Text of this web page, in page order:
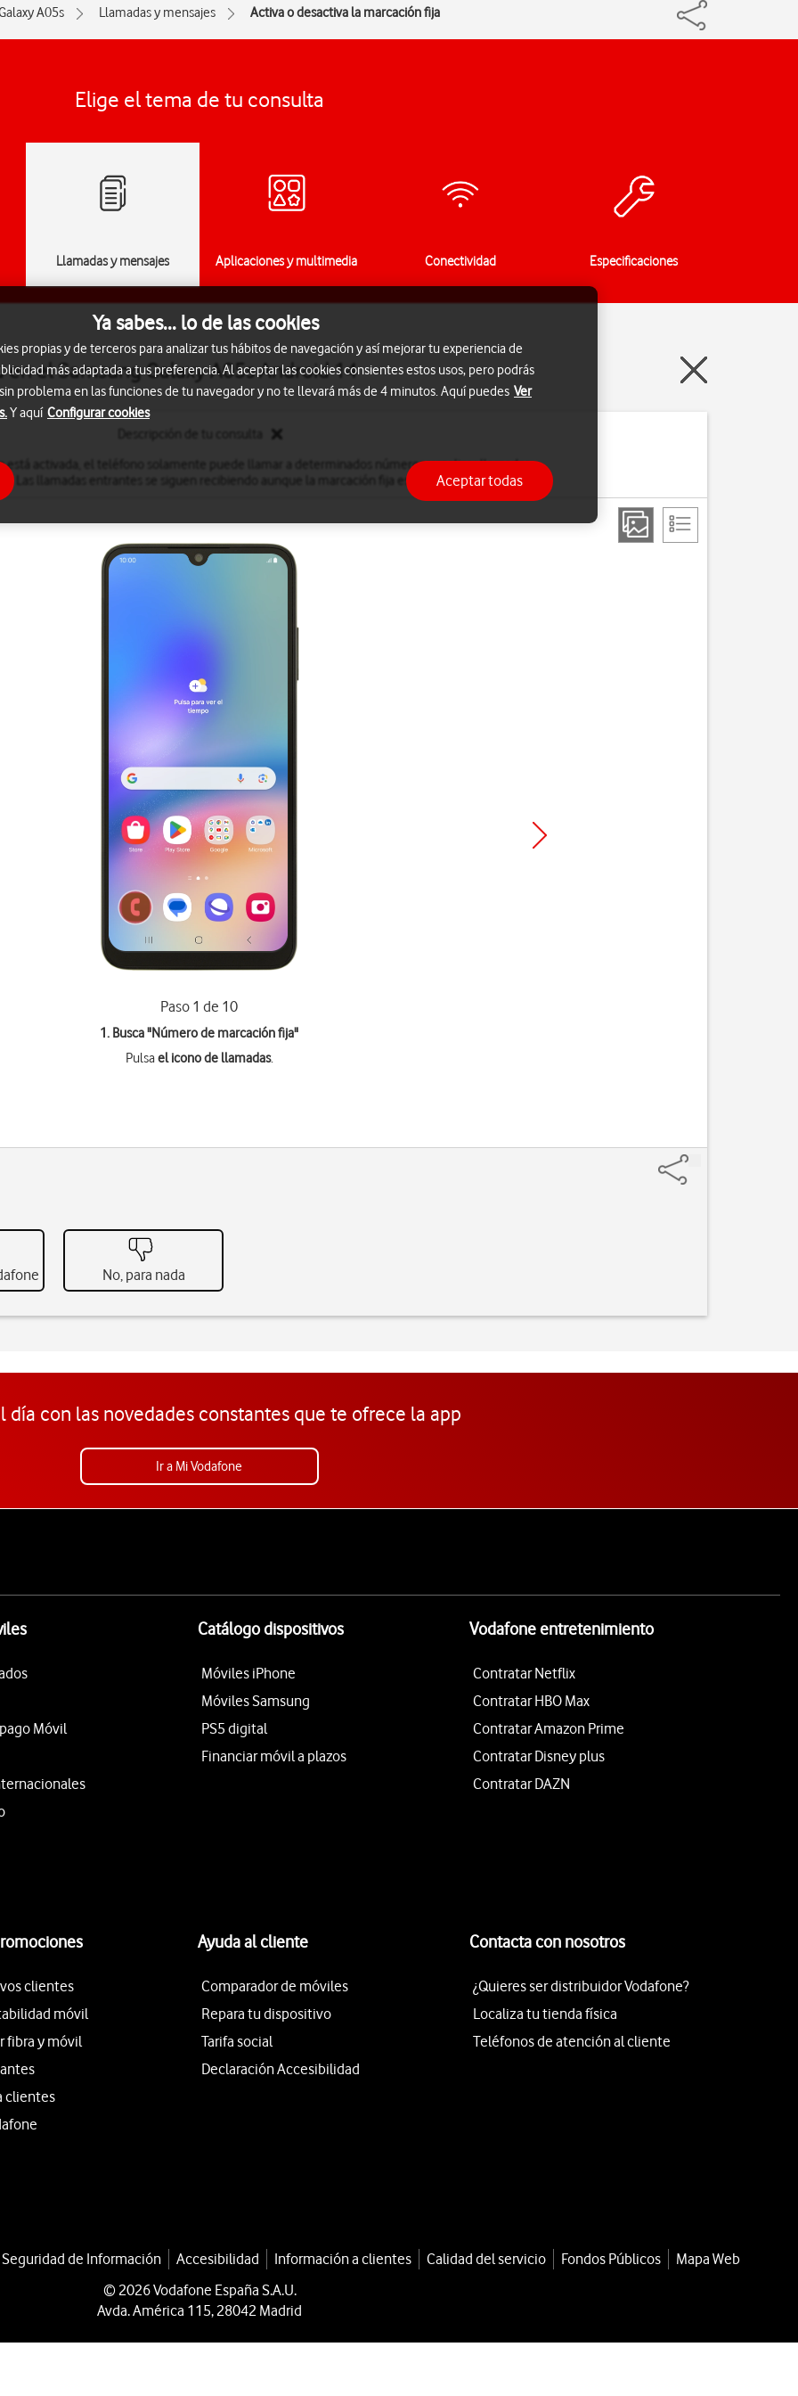
A05s Llamadas y mensajes Activa o desactiva la marcación fija
Elige el tema de tu consulta
Llamadas y mensajes Aplicaciones y multimedia Conectividad Especificaciones
el Samsung Galaxy A05s Android 14
está activada, el teléfono solamente puede llamar a determinados números y realizar llamadas
Las llamadas entrantes se siguen recibiendo aunque la marcación fija esté activada.
Paso 1 de 10
1. Busca "Número de marcación fija"
Pulsael icono de llamadas.
No, para nada
día con las novedades constantes que te ofrece la app
Ir a Mi Vodafone
Móvil
Catálogo dispositivos
Móviles iPhone
Móviles Samsung
PS5 digital
Financiar móvil a plazos
Vodafone entretenimiento
Contratar Netflix
Contratar HBO Max
Contratar Amazon Prime
Contratar Disney plus
Contratar DAZN
clientes
móvil
fibra y móvil
clientes
Ayuda al cliente
Comparador de móviles
Repara tu dispositivo
Tarifa social
Declaración Accesibilidad
Contacta con nosotros
¿Quieres ser distribuidor Vodafone?
Localiza tu tienda física
Teléfonos de atención al cliente
de Información Accesibilidad Información a clientes Calidad del servicio Fondos Públicos
Mapa Web
© 2026 Vodafone España S.A.U.
Avda. América 115, 28042 Madrid
Ya sabes... lo de las cookies
propias y de terceros para analizar tus hábitos de navegación y así mejorar tu experiencia de
más adaptada a tus preferencia. Al aceptar las cookies consientes estos usos, pero podrás
problema en las funciones de tu navegador y no te llevará más de 4 minutos. Aquí puedes Ver
Y aquí Configurar cookies
Aceptar todas